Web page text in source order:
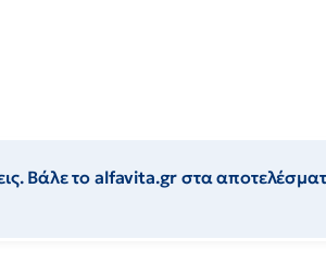
Βάλε το alfavita.gr στα